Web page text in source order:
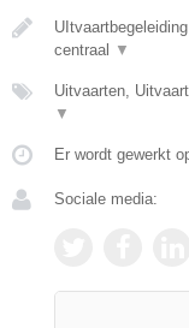
centraal
▼
Uitvaarten,
▼
Er wordt gewerkt
Sociale media: